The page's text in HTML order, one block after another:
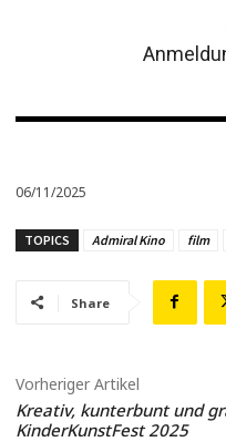
06/11/2025
TOPICS Admiral Kino film
Share
Vorheriger Artikel
Kreativ, kunterbunt und
KinderKunstFest 2025